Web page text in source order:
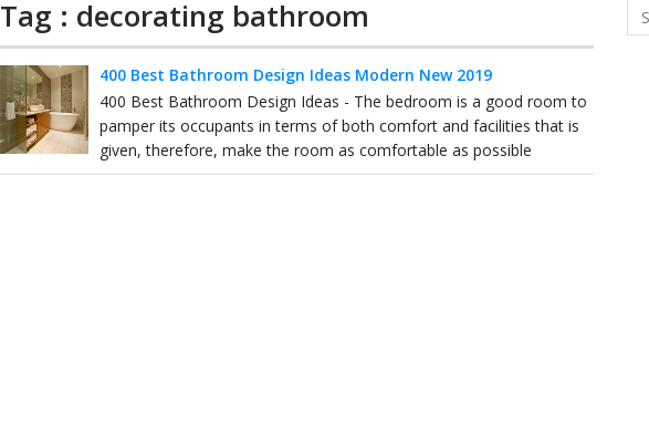
Tag : decorating bathroom
400 Best Bathroom Design Ideas Modern New 2019
400 Best Bathroom Design Ideas - The bedroom is a good room to
pamper its occupants in terms of both comfort and facilities that is
given, therefore, make the room as comfortable as possible